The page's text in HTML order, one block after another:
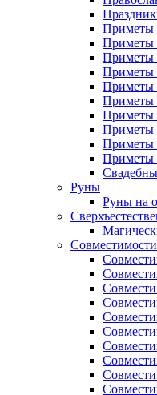
Приметы
Приметы
Приметы
Приметы
Приметы
Приметы
Приметы
Приметы
Приметы
Приметы
Руны
Руны на
Совместимости